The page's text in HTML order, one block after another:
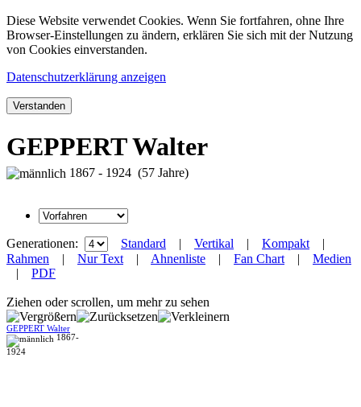
Diese Website verwendet Cookies. Wenn Sie fortfahren, ohne Ihre
Browser-Einstellungen zu ändern, erklären Sie sich mit der Nutzung
von Cookies einverstanden.
Datenschutzerklärung anzeigen
Verstanden
GEPPERT Walter
1867 - 1924 (57 Jahre)
Generationen: Standard | Vertikal | Kompakt |
Rahmen | Nur Text | Ahnenliste | Fan Chart | Medien
| PDF
Ziehen oder scrollen, um mehr zu sehen
GEPPERT Walter
1867-
1924